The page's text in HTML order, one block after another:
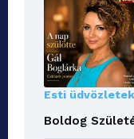
Esti üdvözletek
Boldog